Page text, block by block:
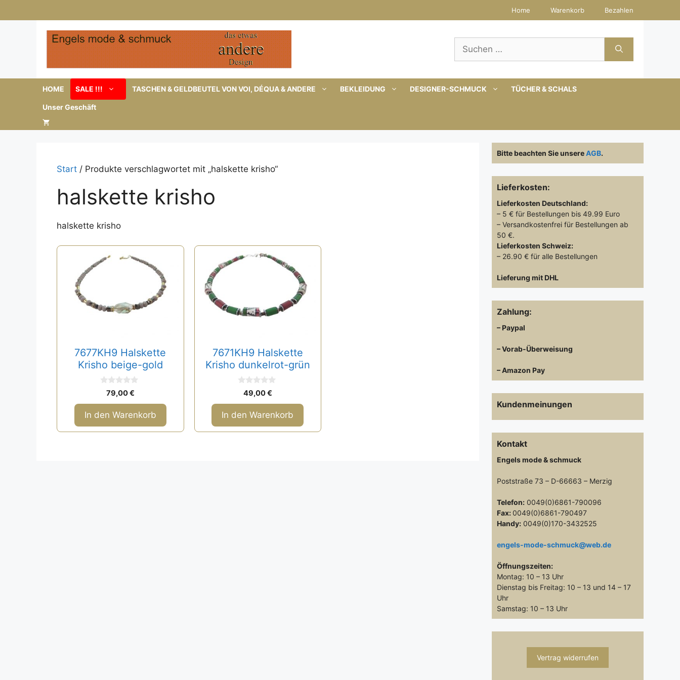
Inhalt
Home Warenkorb Bezahlen
Suchen
nach:
HOME SALE !!! TASCHEN & GELDBEUTEL VON VOI, DÉQUA & ANDERE BEKLEIDUNG DESIGNER-SCHMUCK TÜCHER & SCHALS
Unser Geschäft
Start / Produkte verschlagwortet mit „halskette krisho“
halskette krisho
halskette krisho
7677KH9 Halskette
Krisho beige-gold
o
n
5
79,00€
In den Warenkorb
7671KH9 Halskette
Krisho dunkelrot-grün
o
n
5
49,00€
In den Warenkorb
Bitte beachten Sie unsereAGB.
Lieferkosten:
Lieferkosten Deutschland:
– 5 € für Bestellungen bis 49.99 Euro
– Versandkostenfrei für Bestellungen ab
50 €.
Lieferkosten Schweiz:
– 26.90 € für alle Bestellungen
Lieferung mit DHL
Zahlung:
– Paypal
– Vorab-Überweisung
– Amazon Pay
Kundenmeinungen
Kontakt
Engels mode & schmuck
Poststraße 73 – D-66663 – Merzig
Telefon: 0049(0)6861-790096
Fax: 0049(0)6861-790497
Handy: 0049(0)170-3432525
engels-mode-schmuck@web.de
Öffnungszeiten:
Montag: 10 – 13 Uhr
Dienstag bis Freitag: 10 – 13 und 14 – 17
Uhr
Samstag: 10 – 13 Uhr
Vertrag widerrufen